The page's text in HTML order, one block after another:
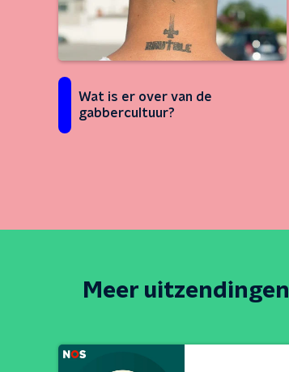
Wat is er over van de
gabbercultuur?
Meer uitzendingen